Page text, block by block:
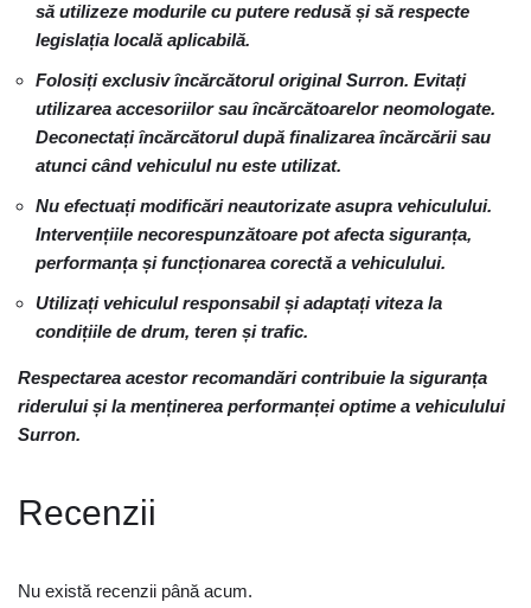
să utilizeze modurile cu putere redusă și să respecte
legislația locală aplicabilă.
Folosiți exclusiv încărcătorul original Surron. Evitați
utilizarea accesoriilor sau încărcătoarelor neomologate.
Deconectați încărcătorul după finalizarea încărcării sau
atunci când vehiculul nu este utilizat.
Nu efectuați modificări neautorizate asupra vehiculului.
Intervențiile necorespunzătoare pot afecta siguranța,
performanța și funcționarea corectă a vehiculului.
Utilizați vehiculul responsabil și adaptați viteza la
condițiile de drum, teren și trafic.
Respectarea acestor recomandări contribuie la siguranța
riderului și la menținerea performanței optime a vehiculului
Surron.
Recenzii
Nu există recenzii până acum.